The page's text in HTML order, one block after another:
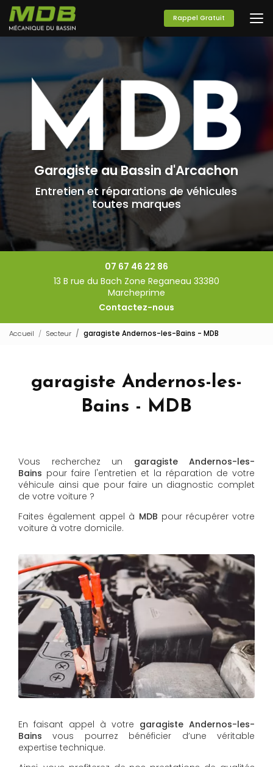
Aller
au
contenu
principal
Rappel Gratuit
Garagiste au Bassin d'Arcachon
Entretien et réparations de véhicules
toutes marques
07 67 46 22 86
13 B rue du Bach Zone Reganeau 33380
Marcheprime
Contactez-nous
Accueil Secteur garagiste Andernos-les-Bains - MDB
garagiste Andernos-les-
Bains - MDB
Vous recherchez un garagiste
Andernos-les-
Bains pour faire l'entretien et la réparation de votre
véhicule ainsi que pour faire un diagnostic complet
de votre voiture ?
Faites également appel à MDB pour récupérer votre
voiture à votre domicile.
En faisant appel à votre garagiste Andernos-les-
Bains vous pourrez bénéficier d’une véritable
expertise technique.